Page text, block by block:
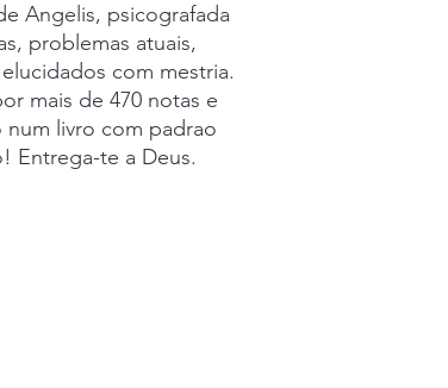
Angelis, psicografada
problemas atuais,
com mestria.
mais de 470 notas e
num livro com padrao
Entrega-te a Deus.